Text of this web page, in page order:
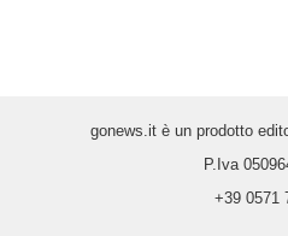
gonews.it è un prodotto
P.Iva
+39 0571